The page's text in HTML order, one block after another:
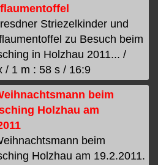
Striezelkinder und
zu Besuch beim
in Holzhau 2011... /
/ 1 m : 58 s / 16:9
beim
Holzhau am
beim
Holzhau am 19.2.2011.